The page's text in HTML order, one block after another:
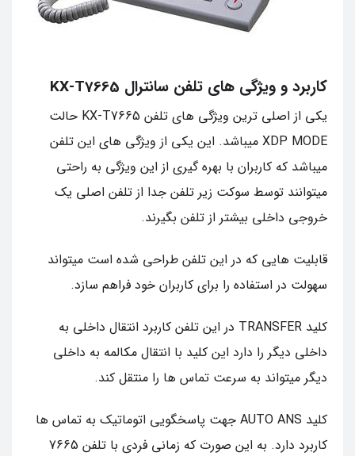
کاربرد و ویژگی های تلفن سانترال KX-T7665
یکی از اصلی ترین ویژگی های تلفن KX-T7665 حالت
XDP MODE میباشد. این یکی از ویژگی های این تلفن
میباشد که کاربران با بهره گیری از این ویژگی به راحتی
میتوانند توسط سوکت زیر تلفن جدا از تلفن اصلی یک
خروجی داخلی بیشتر از تلفن بگیرند.
قابلیت هایی که در این تلفن طراحی شده است میتواند
سهولت در استفاده را برای کاربران خود فراهم سازد.
کلید TRANSFER در این تلفن کاربرد انتقال داخلی به
داخلی دیگر را دارد این کلید با انتقال مکالمه به داخلی
دیگر میتواند به سرعت تماس ها را منتقل کند.
کلید AUTO ANS جهت پاسخگویی اتوماتیک به تماس ها
کاربرد دارد. به این صورت که زمانی فردی با تلفن 7665